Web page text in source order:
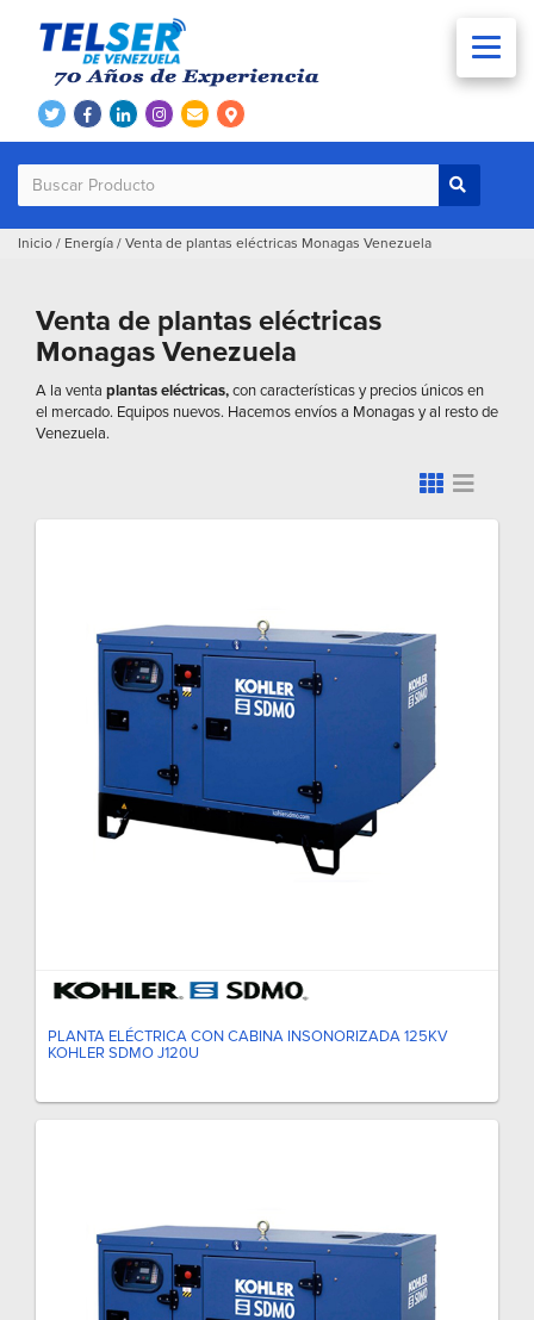
Inicio / Energía / Venta de plantas eléctricas Monagas Venezuela
Venta de plantas eléctricas
Monagas Venezuela
A la venta plantas eléctricas,con características y precios únicos en
el mercado. Equipos nuevos. Hacemos envíos a Monagas y al resto de
Venezuela.
PLANTA ELÉCTRICA CON CABINA INSONORIZADA 125KV
KOHLER SDMO J120U